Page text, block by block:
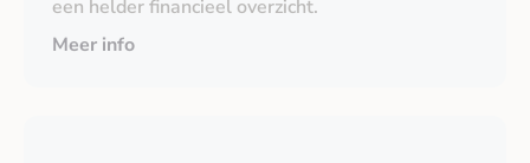
een helder financieel overzicht.
Meer info